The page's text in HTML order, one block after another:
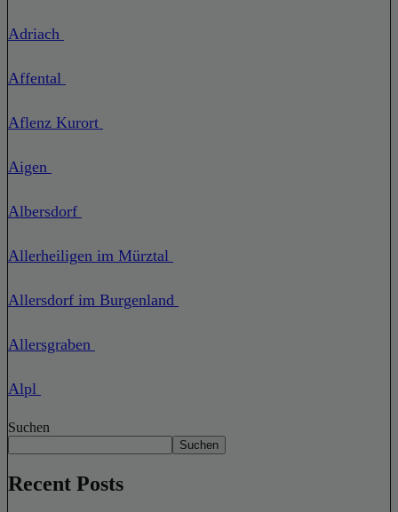
Adriach
Affental
Aflenz Kurort
Aigen
Albersdorf
Allerheiligen im Mürztal
Allersdorf im Burgenland
Allersgraben
Alpl
Suchen
Suchen
Recent Posts